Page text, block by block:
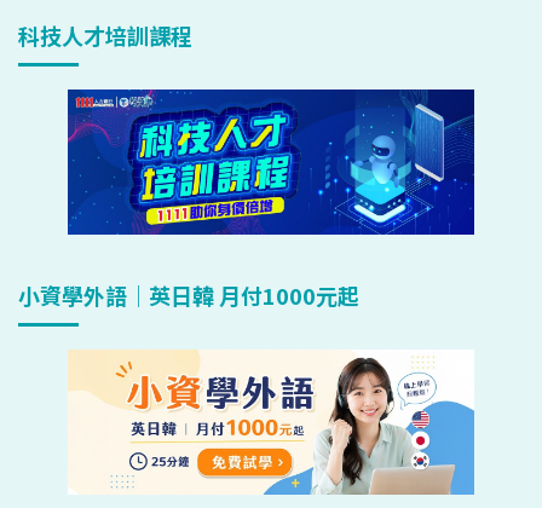
科技人才培訓課程
小資學外語｜英日韓 月付1000元起